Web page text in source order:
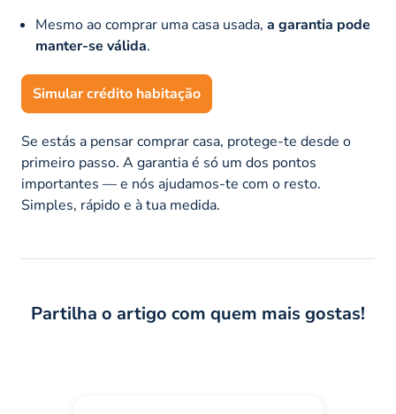
Mesmo ao comprar uma casa usada, a garantia pode
manter-se válida.
Simular crédito habitação
Se estás a pensar comprar casa, protege-te desde o
primeiro passo. A garantia é só um dos pontos
importantes — e nós ajudamos-te com o resto.
Simples, rápido e à tua medida.
Partilha o artigo com quem mais gostas!